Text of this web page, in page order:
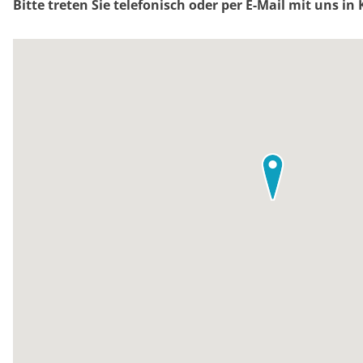
Bitte treten Sie telefonisch oder per E-Mail mit uns in